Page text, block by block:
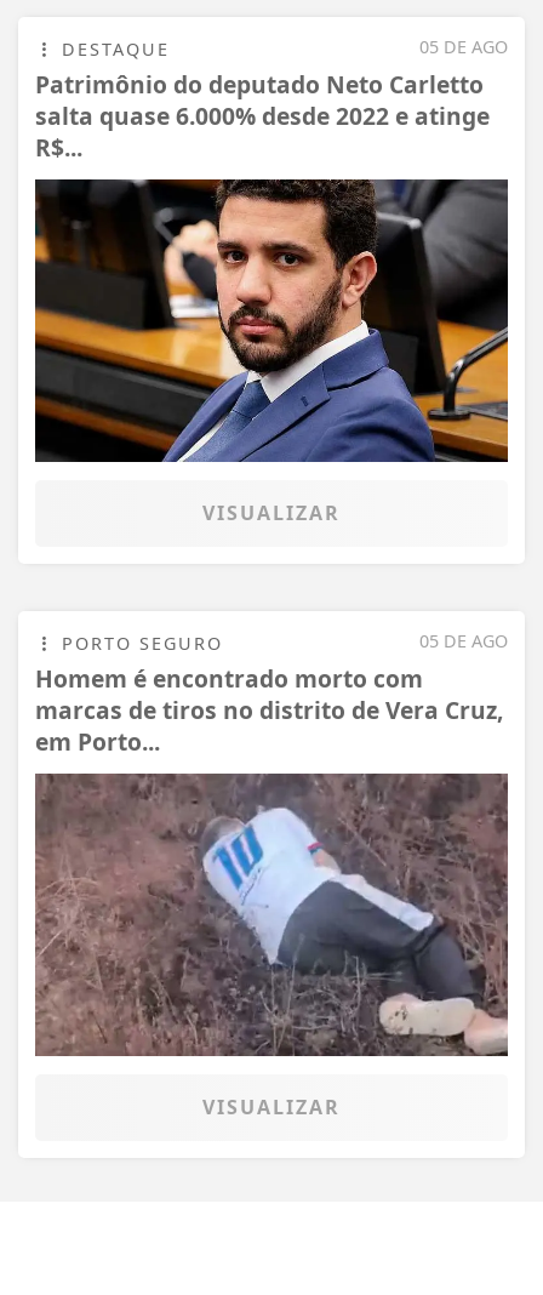
05 DE AGO
DESTAQUE
Patrimônio do deputado Neto Carletto
salta quase 6.000% desde 2022 e atinge
R$...
VISUALIZAR
05 DE AGO
PORTO SEGURO
Homem é encontrado morto com
marcas de tiros no distrito de Vera Cruz,
em Porto...
VISUALIZAR
Termos de Uso e Privacidade
Esse site utiliza cookies para melhorar sua
experiência de navegação. Ao continuar o acesso,
entendemos que você concorda com nossos Termos
PARA MAIS INFORMAÇÕES, ACESSE NOSSOS TERMOS